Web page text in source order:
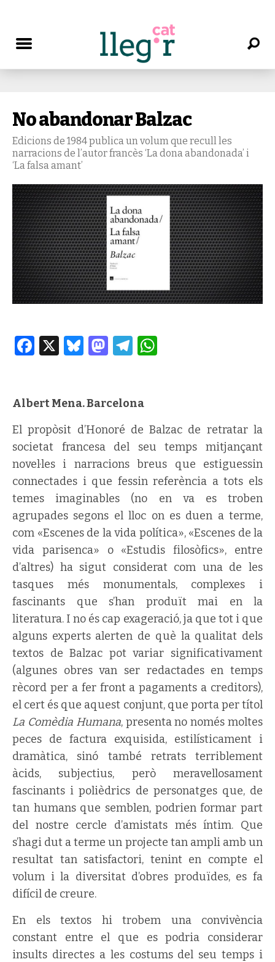
No abandonar Balzac
Edicions de 1984 publica un volum que recull les
narracions de l’autor francès ‘La dona abandonada’ i
‘La falsa amant’
Facebook
X Bluesky
Mastodon
Telegram
Albert Mena. Barcelona
El propòsit d’Honoré de Balzac de retratar la
societat francesa del seu temps mitjançant
novel·les i narracions breus que estiguessin
connectades i que fessin referència a tots els
temes imaginables (no en va es troben
agrupades segons el lloc on es duen a terme,
com «Escenes de la vida política», «Escenes de la
vida parisenca» o «Estudis filosòfics», entre
d’altres) ha sigut considerat com una de les
tasques més monumentals, complexes i
fascinants que s’han produït mai en la
literatura. I no és cap exageració, ja que tot i que
alguns experts alerten de què la qualitat dels
textos de Balzac pot variar significativament
(algunes obres van ser redactades en temps
rècord per a fer front a pagaments a creditors),
el cert és que aquest conjunt, que porta per títol
La Comèdia Humana, presenta no només moltes
peces de factura exquisida, estilísticament i
dramàtica, sinó també retrats terriblement
àcids, subjectius, però meravellosament
fascinants i polièdrics de personatges que, de
tan humans que semblen, podrien formar part
del nostre cercle d’amistats més íntim. Que
s’hagi dut a terme un projecte tan ampli amb un
resultat tan satisfactori, tenint en compte el
volum i la diversitat d’obres produïdes, es fa
difícil de creure.
En els textos hi trobem una convivència
constant entre el que es podria considerar
insults directes a les costums del seu temps i